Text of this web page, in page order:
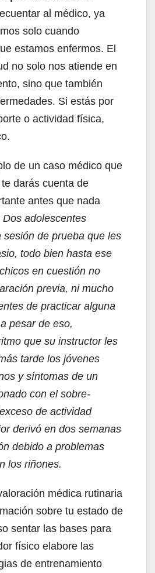
al médico, ya
solo cuando
estamos enfermos. El
no solo nos atiende en
sino que también
Si estás por
o actividad física,
de un caso médico que
darás cuenta de
antes que nada
Dos adolescentes
sesión de prueba que les
todo bien hasta ese
en cuestión no
previa, ni mucho
de practicar alguna
pesar de eso,
que su instructor les
tarde los jóvenes
y síntomas de un
con el sobre-
de actividad
derivó en dos semanas
debido a problemas
los riñones.
médica rutinaria
sobre tu estado de
sentar las bases para
físico elabore las
de entrenamiento